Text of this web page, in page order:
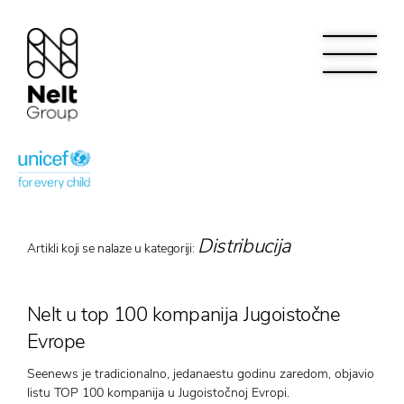
Artikli koji se nalaze u kategoriji: Distribucija
Nelt u top 100 kompanija Jugoistočne
Evrope
Seenews je tradicionalno, jedanaestu godinu zaredom, objavio
listu TOP 100 kompanija u Jugoistočnoj Evropi.